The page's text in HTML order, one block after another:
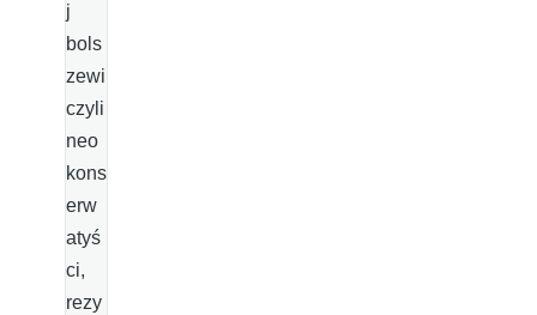
j
bols
zewi
czyli
neo
kons
erw
atyś
ci,
rezy